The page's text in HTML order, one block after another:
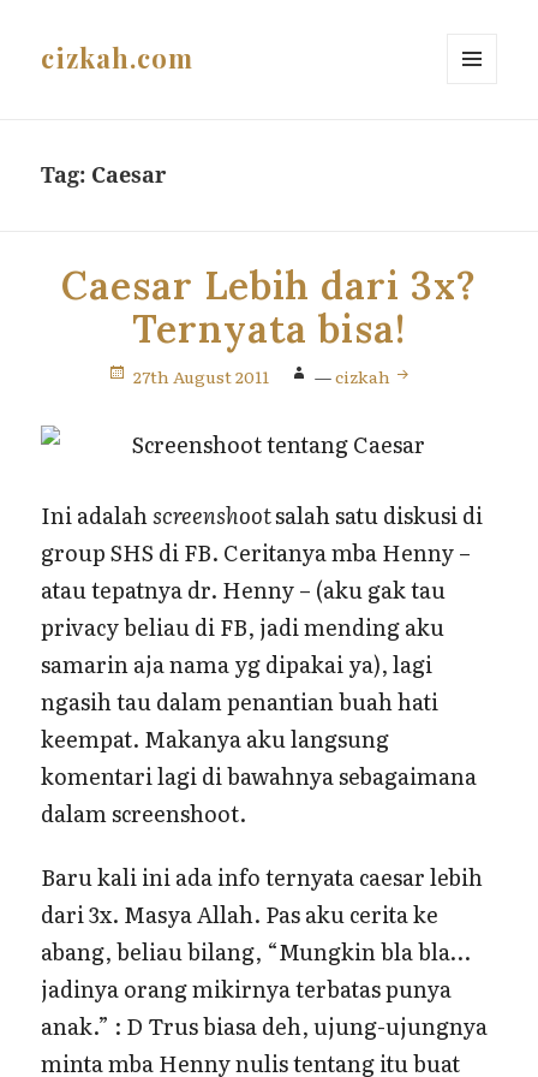
cizkah.com
Tag: Caesar
Caesar Lebih dari 3x?
Ternyata bisa!
27th August 2011 —cizkah
Ini adalahscreenshootsalah satu diskusi di
group SHS di FB. Ceritanya mba Henny –
atau tepatnya dr. Henny – (aku gak tau
privacy beliau di FB, jadi mending aku
samarin aja nama yg dipakai ya), lagi
ngasih tau dalam penantian buah hati
keempat. Makanya aku langsung
komentari lagi di bawahnya sebagaimana
dalam screenshoot.
Baru kali ini ada info ternyata caesar lebih
dari 3x. Masya Allah. Pas aku cerita ke
abang, beliau bilang, “Mungkin bla bla…
jadinya orang mikirnya terbatas punya
anak.” : D Trus biasa deh, ujung-ujungnya
minta mba Henny nulis tentang itu buat